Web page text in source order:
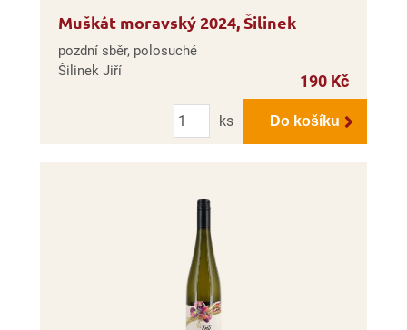
Muškát moravský 2024, Šilinek
pozdní sběr, polosuché
Šilinek Jiří
190 Kč
Počet
ks
Do košíku